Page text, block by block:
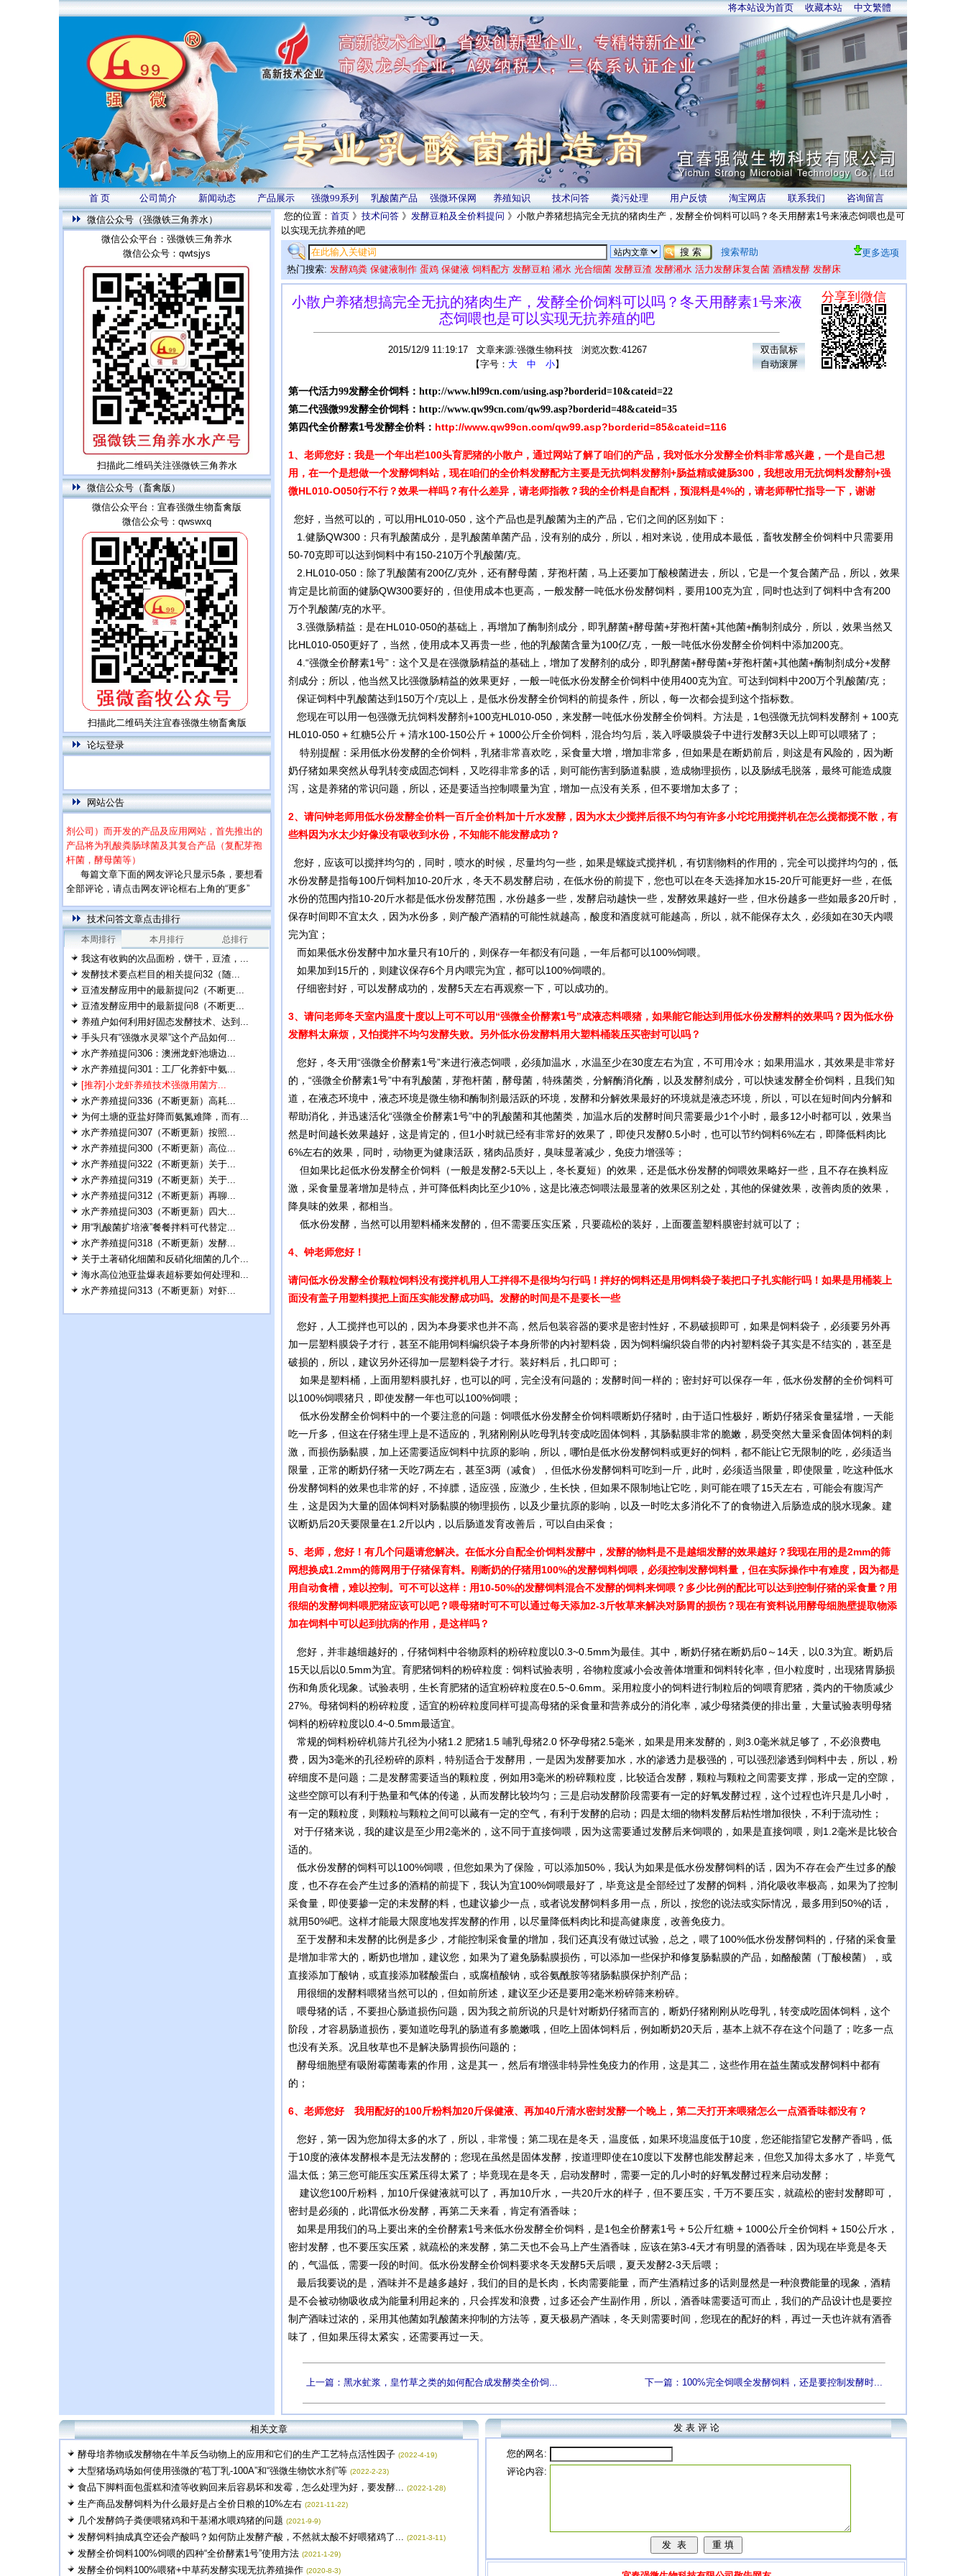
将本站设为首页 收藏本站 中文繁體
首 页 公司简介 新闻动态 产品展示 强微99系列 乳酸菌产品 强微环保网 养殖知识 技术问答 粪污处理 用户反馈 淘宝网店 联系我们
咨询留言
微信公众号（强微铁三角养水）
微信公众平台：强微铁三角养水
微信公众号：qwtsjys
扫描此二维码关注强微铁三角养水
微信公众号（畜禽版）
微信公众平台：宜春强微生物畜禽版
微信公众号：qwswxq
扫描此二维码关注宜春强微生物畜禽版
论坛登录
网站公告
本网站为饲用乳酸菌特别网站，专门针对高
端市场（饲料厂，大型养殖场，下游微生物添加
产品将为乳酸粪肠球菌及其复合产品（复配芽孢
杆菌，酵母菌等）
每篇文章下面的网友评论只显示5条，要想看
全部评论，请点击网友评论框右上角的“更多”
技术问答文章点击排行
本周排行 本月排行 总排行
我这有收购的次品面粉，饼干，豆渣，...
发酵技术要点栏目的相关提问32（随...
豆渣发酵应用中的最新提问2（不断更...
豆渣发酵应用中的最新提问8（不断更...
养殖户如何利用好固态发酵技术、达到...
手头只有“强微水灵翠”这个产品如何...
水产养殖提问306：澳洲龙虾池塘边...
水产养殖提问301：工厂化养虾中氨...
[推荐]小龙虾养殖技术强微用菌方...
水产养殖提问336（不断更新）高耗...
为何土塘的亚盐好降而氨氮难降，而有...
水产养殖提问307（不断更新）按照...
水产养殖提问300（不断更新）高位...
水产养殖提问322（不断更新）关于...
水产养殖提问319（不断更新）关于...
水产养殖提问312（不断更新）再聊...
水产养殖提问303（不断更新）四大...
用“乳酸菌扩培液”餐餐拌料可代替定...
水产养殖提问318（不断更新）发酵...
关于土著硝化细菌和反硝化细菌的几个...
海水高位池亚盐爆表超标要如何处理和...
水产养殖提问313（不断更新）对虾...
您的位置： 首页 》 技术问答 》 发酵豆粕及全价料提问 》小散户养猪想搞完全无抗的猪肉生产，发酵全价饲料可以吗？冬天用酵素1号来液态饲喂也是可
以实现无抗养殖的吧
搜索帮助
更多选项
热门搜索: 发酵鸡粪 保健液制作 蛋鸡 保健液 饲料配方 发酵豆粕 潲水 光合细菌 发酵豆渣 发酵潲水 活力发酵床复合菌 酒糟发酵 发酵床
小散户养猪想搞完全无抗的猪肉生产，发酵全价饲料可以吗？冬天用酵素1号来液
态饲喂也是可以实现无抗养殖的吧
2015/12/9 11:19:17 文章来源:强微生物科技 浏览次数:41267
【字号： 大 中 小】
双击鼠标
自动滚屏
第一代活力99发酵全价饲料： http://www.hl99cn.com/using.asp?borderid=10&cateid=22
第二代强微99发酵全价饲料： http://www.qw99cn.com/qw99.asp?borderid=48&cateid=35
第四代全价酵素1号发酵全价料： http://www.qw99cn.com/qw99.asp?borderid=85&cateid=116
1、老师您好：我是一个年出栏100头育肥猪的小散户，通过网站了解了咱们的产品，我对低水分发酵全价料非常感兴趣，一个是自己想
用，在一个是想做一个发酵饲料站，现在咱们的全价料发酵配方主要是无抗饲料发酵剂+肠益精或健肠300，我想改用无抗饲料发酵剂+强
微HL010-O050行不行？效果一样吗？有什么差异，请老师指教？我的全价料是自配料，预混料是4%的，请老师帮忙指导一下，谢谢
您好，当然可以的，可以用HL010-050，这个产品也是乳酸菌为主的产品，它们之间的区别如下：
1.健肠QW300：只有乳酸菌成分，是乳酸菌单菌产品，没有别的成分，所以，相对来说，使用成本最低，畜牧发酵全价饲料中只需要用
50-70克即可以达到饲料中有150-210万个乳酸菌/克。
2.HL010-050：除了乳酸菌有200亿/克外，还有酵母菌，芽孢杆菌，马上还要加丁酸梭菌进去，所以，它是一个复合菌产品，所以，效果
肯定是比前面的健肠QW300要好的，但使用成本也更高，一般发酵一吨低水份发酵饲料，要用100克为宜，同时也达到了饲料中含有200
万个乳酸菌/克的水平。
3.强微肠精益：是在HL010-050的基础上，再增加了酶制剂成分，即乳酵菌+酵母菌+芽孢杆菌+其他菌+酶制剂成分，所以，效果当然又
比HL010-050更好了，当然，使用成本又再贵一些，他的乳酸菌含量为100亿/克，一般一吨低水份发酵全价饲料中添加200克。
4.“强微全价酵素1号”：这个又是在强微肠精益的基础上，增加了发酵剂的成分，即乳酵菌+酵母菌+芽孢杆菌+其他菌+酶制剂成分+发酵
剂成分；所以，他当然又比强微肠精益的效果更好，一般一吨低水份发酵全价饲料中使用400克为宜。可达到饲料中200万个乳酸菌/克；
保证饲料中乳酸菌达到150万个/克以上，是低水份发酵全价饲料的前提条件，所以，每一次都会提到这个指标数。
您现在可以用一包强微无抗饲料发酵剂+100克HL010-050，来发酵一吨低水份发酵全价饲料。方法是，1包强微无抗饲料发酵剂 + 100克
HL010-050 + 红糖5公斤 + 清水100-150公斤 + 1000公斤全价饲料，混合均匀后，装入呼吸膜袋子中进行发酵3天以上即可以喂猪了；
特别提醒：采用低水份发酵的全价饲料，乳猪非常喜欢吃，采食量大增，增加非常多，但如果是在断奶前后，则这是有风险的，因为断
奶仔猪如果突然从母乳转变成固态饲料，又吃得非常多的话，则可能伤害到肠道黏膜，造成物理损伤，以及肠绒毛脱落，最终可能造成腹
泻，这是养猪的常识问题，所以，还是要适当控制喂量为宜，增加一点没有关系，但不要增加太多了；
2、请问钟老师用低水份发酵全价料一百斤全价料加十斤水发酵，因为水太少搅拌后很不均匀有许多小坨坨用搅拌机在怎么搅都搅不散，有
些料因为水太少好像没有吸收到水份，不知能不能发酵成功？
您好，应该可以搅拌均匀的，同时，喷水的时候，尽量均匀一些，如果是螺旋式搅拌机，有切割物料的作用的，完全可以搅拌均匀的，低
水份发酵是指每100斤饲料加10-20斤水，冬天不易发酵启动，在低水份的前提下，您也可以在冬天选择加水15-20斤可能更好一些，在低
水份的范围内指10-20斤水都是低水份发酵范围，水份越多一些，发酵启动越快一些，发酵效果越好一些，但水份越多一些如最多20斤时，
保存时间即不宜太久，因为水份多，则产酸产酒精的可能性就越高，酸度和酒度就可能越高，所以，就不能保存太久，必须如在30天内喂
完为宜；
而如果低水份发酵中加水量只有10斤的，则保存一年都没有问题，一年后都可以100%饲喂。
如果加到15斤的，则建议保存6个月内喂完为宜，都可以100%饲喂的。
仔细密封好，可以发酵成功的，发酵5天左右再观察一下，可以成功的。
3、请问老师冬天室内温度十度以上可不可以用“强微全价酵素1号”成液态料喂猪，如果能它能达到用低水份发酵料的效果吗？因为低水份
发酵料太麻烦，又怕搅拌不均匀发酵失败。另外低水份发酵料用大塑料桶装压买密封可以吗？
您好，冬天用“强微全价酵素1号”来进行液态饲喂，必须加温水，水温至少在30度左右为宜，不可用冷水；如果用温水，其效果是非常好
的，“强微全价酵素1号”中有乳酸菌，芽孢杆菌，酵母菌，特殊菌类，分解酶消化酶，以及发酵剂成分，可以快速发酵全价饲料，且我们知
道，在液态环境中，液态环境是微生物和酶制剂最活跃的环境，发酵和分解效果最好的环境就是液态环境，所以，可以在短时间内分解和
帮助消化，并迅速活化“强微全价酵素1号”中的乳酸菌和其他菌类，加温水后的发酵时间只需要最少1个小时，最多12小时都可以，效果当
然是时间越长效果越好，这是肯定的，但1小时就已经有非常好的效果了，即使只发酵0.5小时，也可以节约饲料6%左右，即降低料肉比
6%左右的效果，同时，动物更为健康活跃，猪肉品质好，臭味显著减少，免疫力增强等；
但如果比起低水份发酵全价饲料（一般是发酵2-5天以上，冬长夏短）的效果，还是低水份发酵的饲喂效果略好一些，且不存在换料应
激，采食量显著增加是特点，并可降低料肉比至少10%，这是比液态饲喂法最显著的效果区别之处，其他的保健效果，改善肉质的效果，
降臭味的效果，都相当。
低水份发酵，当然可以用塑料桶来发酵的，但不需要压实压紧，只要疏松的装好，上面覆盖塑料膜密封就可以了；
4、钟老师您好！
请问低水份发酵全价颗粒饲料没有搅拌机用人工拌得不是很均匀行吗！拌好的饲料还是用饲料袋子装把口子扎实能行吗！如果是用桶装上
面没有盖子用塑料摸把上面压实能发酵成功吗。发酵的时间是不是要长一些
您好，人工搅拌也可以的，因为本身要求也并不高，然后包装容器的要求是密封性好，不易破损即可，如果是饲料袋子，必须要另外再
加一层塑料膜袋子才行，甚至不能用饲料编织袋子本身所带的内衬塑料袋，因为饲料编织袋自带的内衬塑料袋子其实是不结实的，甚至是
破损的，所以，建议另外还得加一层塑料袋子才行。装好料后，扎口即可；
如果是塑料桶，上面用塑料膜扎好，也可以的呵，完全没有问题的；发酵时间一样的；密封好可以保存一年，低水份发酵的全价饲料可
以100%饲喂猪只，即使发酵一年也可以100%饲喂；
低水份发酵全价饲料中的一个要注意的问题：饲喂低水份发酵全价饲料喂断奶仔猪时，由于适口性极好，断奶仔猪采食量猛增，一天能
吃一斤多，但这在仔猪生理上是不适应的，乳猪刚刚从吃母乳转变成吃固体饲料，其肠黏膜非常的脆嫩，易受突然大量采食固体饲料的刺
激，而损伤肠黏膜，加上还需要适应饲料中抗原的影响，所以，哪怕是低水份发酵饲料或更好的饲料，都不能让它无限制的吃，必须适当
限量，正常的断奶仔猪一天吃7两左右，甚至3两（减食），但低水份发酵饲料可吃到一斤，此时，必须适当限量，即使限量，吃这种低水
份发酵饲料的效果也非常的好，不掉膘，适应强，应激少，生长快，但如果不限制地让它吃，则可能在喂了15天左右，可能会有腹泻产
生，这是因为大量的固体饲料对肠黏膜的物理损伤，以及少量抗原的影响，以及一时吃太多消化不了的食物进入后肠造成的脱水现象。建
议断奶后20天要限量在1.2斤以内，以后肠道发育改善后，可以自由采食；
5、老师，您好！有几个问题请您解决。在低水分自配全价饲料发酵中，发酵的物料是不是越细发酵的效果越好？我现在用的是2mm的筛
网想换成1.2mm的筛网用于仔猪保育料。刚断奶的仔猪用100%的发酵饲料饲喂，必须控制发酵饲料量，但在实际操作中有难度，因为都是
用自动食槽，难以控制。可不可以这样：用10-50%的发酵饲料混合不发酵的饲料来饲喂？多少比例的配比可以达到控制仔猪的采食量？用
很细的发酵饲料喂肥猪应该可以吧？喂母猪时可不可以通过每天添加2-3斤牧草来解决对肠胃的损伤？现在有资料说用酵母细胞壁提取物添
加在饲料中可以起到抗病的作用，是这样吗？
您好，并非越细越好的，仔猪饲料中谷物原料的粉碎粒度以0.3~0.5mm为最佳。其中，断奶仔猪在断奶后0～14天，以0.3为宜。断奶后
15天以后以0.5mm为宜。育肥猪饲料的粉碎粒度：饲料试验表明，谷物粒度减小会改善体增重和饲料转化率，但小粒度时，出现猪胃肠损
伤和角质化现象。试验表明，生长育肥猪的适宜粉碎粒度在0.5~0.6mm。采用粒度小的饲料进行制粒后的饲喂育肥猪，粪内的干物质减少
27%。母猪饲料的粉碎粒度，适宜的粉碎粒度同样可提高母猪的采食量和营养成分的消化率，减少母猪粪便的排出量，大量试验表明母猪
饲料的粉碎粒度以0.4~0.5mm最适宜。
常规的饲料粉碎机筛片孔径为小猪1.2 肥猪1.5 哺乳母猪2.0 怀孕母猪2.5毫米，如果是用来发酵的，则3.0毫米就足够了，不必浪费电
费，因为3毫米的孔径粉碎的原料，特别适合于发酵用，一是因为发酵要加水，水的渗透力是极强的，可以强烈渗透到饲料中去，所以，粉
碎细度不是问题；二是发酵需要适当的颗粒度，例如用3毫米的粉碎颗粒度，比较适合发酵，颗粒与颗粒之间需要支撑，形成一定的空隙，
这些空隙可以有利于热量和气体的传递，从而发酵比较均匀；三是启动发酵阶段需要有一定的好氧发酵过程，这个过程也许只是几小时，
有一定的颗粒度，则颗粒与颗粒之间可以藏有一定的空气，有利于发酵的启动；四是太细的物料发酵后粘性增加很快，不利于流动性；
对于仔猪来说，我的建议是至少用2毫米的，这不同于直接饲喂，因为这需要通过发酵后来饲喂的，如果是直接饲喂，则1.2毫米是比较合
适的。
低水份发酵的饲料可以100%饲喂，但您如果为了保险，可以添加50%，我认为如果是低水份发酵饲料的话，因为不存在会产生过多的酸
度，也不存在会产生过多的酒精的前提下，我认为宜100%饲喂最好了，毕竟这是全部经过了发酵的饲料，消化吸收率极高，如果为了控制
采食量，即使要掺一定的未发酵的料，也建议掺少一点，或者说发酵饲料多用一点，所以，按您的说法或实际情况，最多用到50%的话，
就用50%吧。这样才能最大限度地发挥发酵的作用，以尽量降低料肉比和提高健康度，改善免疫力。
至于发酵和未发酵的比例是多少，才能控制采食量的增加，我们还真没有做过试验，总之，喂了100%低水份发酵饲料的，仔猪的采食量
是增加非常大的，断奶也增加，建议您，如果为了避免肠黏膜损伤，可以添加一些保护和修复肠黏膜的产品，如酪酸菌（丁酸梭菌），或
直接添加丁酸钠，或直接添加鞣酸蛋白，或腐植酸钠，或谷氨酰胺等猪肠黏膜保护剂产品；
用很细的发酵料喂猪当然可以的，但如前所述，建议至少还是要用2毫米粉碎筛来粉碎。
喂母猪的话，不要担心肠道损伤问题，因为我之前所说的只是针对断奶仔猪而言的，断奶仔猪刚刚从吃母乳，转变成吃固体饲料，这个
阶段，才容易肠道损伤，要知道吃母乳的肠道有多脆嫩哦，但吃上固体饲料后，例如断奶20天后，基本上就不存在这个问题了；吃多一点
也没有关系。况且牧草也不是解决肠胃损伤问题的；
酵母细胞壁有吸附霉菌毒素的作用，这是其一，然后有增强非特异性免疫力的作用，这是其二，这些作用在益生菌或发酵饲料中都有
的；
6、老师您好 我用配好的100斤粉料加20斤保健液、再加40斤清水密封发酵一个晚上，第二天打开来喂猪怎么一点酒香味都没有？
您好，第一因为您加得太多的水了，所以，非常慢；第二现在是冬天，温度低，如果环境温度低于10度，您还能指望它发酵产香吗，低
于10度的液体发酵根本是无法发酵的；您现在虽然是固体发酵，按道理即使在10度以下发酵也能发酵起来，但您又加得太多水了，毕竟气
温太低；第三您可能压实压紧压得太紧了；毕竟现在是冬天，启动发酵时，需要一定的几小时的好氧发酵过程来启动发酵；
建议您100斤粉料，加10斤保健液就可以了，再加10斤水，一共20斤水的样子，但不要压实，千万不要压实，就疏松的密封发酵即可，
密封是必须的，此谓低水份发酵，再第二天来看，肯定有酒香味；
如果是用我们的马上要出来的全价酵素1号来低水份发酵全价饲料，是1包全价酵素1号 + 5公斤红糖 + 1000公斤全价饲料 + 150公斤水，
密封发酵，也不要压实压紧，就疏松的来发酵，第二天也不会马上产生酒香味，应该在第3-4天才有明显的酒香味，因为现在毕竟是冬天
的，气温低，需要一段的时间。低水份发酵全价饲料要求冬天发酵5天后喂，夏天发酵2-3天后喂；
最后我要说的是，酒味并不是越多越好，我们的目的是长肉，长肉需要能量，而产生酒精过多的话则显然是一种浪费能量的现象，酒精
是不会被动物吸收成为能量利用起来的，只会挥发和浪费，过多还会产生副作用，所以，酒香味需要适可而止，我们的产品设计也是要控
制产酒味过浓的，采用其他菌如乳酸菌来抑制的方法等，夏天极易产酒味，冬天则需要时间，您现在的配好的料，再过一天也许就有酒香
味了，但如果压得太紧实，还需要再过一天。
上一篇：黑水虻浆，皇竹草之类的如何配合成发酵类全价饲... 下一篇：100%完全饲喂全发酵饲料，还是要控制发酵时...
相关文章
酵母培养物或发酵物在牛羊反刍动物上的应用和它们的生产工艺特点活性因子 (2022-4-19)
大型猪场鸡场如何使用强微的“苞丁乳-100A”和“强微生物饮水剂”等 (2022-2-23)
食品下脚料面包蛋糕和渣等收购回来后容易坏和发霉，怎么处理为好，要发酵... (2022-1-28)
生产商品发酵饲料为什么最好是占全价日粮的10%左右 (2021-11-22)
几个发酵鸽子粪便喂猪鸡和干基潲水喂鸡猪的问题 (2021-9-9)
发酵饲料抽成真空还会产酸吗？如何防止发酵产酸，不然就太酸不好喂猪鸡了... (2021-3-11)
发酵全价饲料100%饲喂的四种“全价酵素1号”使用方法 (2021-1-29)
发酵全价饲料100%喂猪+中草药发酵实现无抗养殖操作 (2020-8-3)
发 表 评 论
您的网名:
评论内容: